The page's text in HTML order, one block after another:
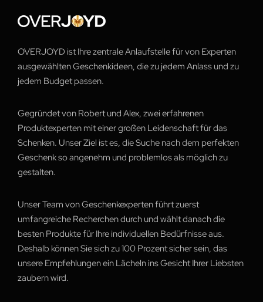
OVERJOYD ist Ihre zentrale Anlaufstelle für von Experten
ausgewählten Geschenkideen, die zu jedem Anlass und zu
jedem Budget passen.
Gegründet von Robert und Alex, zwei erfahrenen
Produktexperten mit einer großen Leidenschaft für das
Schenken. Unser Ziel ist es, die Suche nach dem perfekten
Geschenk so angenehm und problemlos als möglich zu
gestalten.
Unser Team von Geschenkexperten führt zuerst
umfangreiche Recherchen durch und wählt danach die
besten Produkte für Ihre individuellen Bedürfnisse aus.
Deshalb können Sie sich zu 100 Prozent sicher sein, das
unsere Empfehlungen ein Lächeln ins Gesicht Ihrer Liebsten
zaubern wird.